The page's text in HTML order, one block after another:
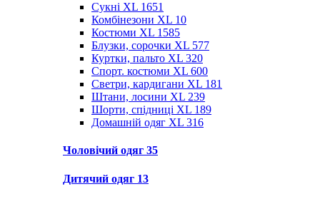
Cукні XL 1651
Комбінезони XL 10
Костюми XL 1585
Блузки, сорочки XL 577
Куртки, пальто XL 320
Спорт. костюми XL 600
Светри, кардигани XL 181
Штани, лосини XL 239
Шорти, спідниці XL 189
Домашній одяг XL 316
Чоловічий одяг 35
Дитячий одяг 13